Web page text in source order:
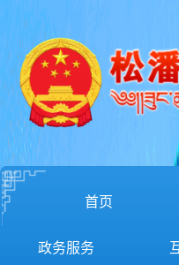
首页
政务服务